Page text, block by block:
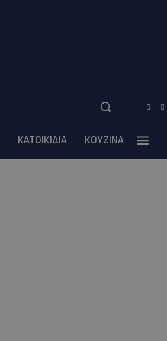
ΚΑΤΟΙΚΙΔΙΑ ΚΟΥΖΙΝΑ